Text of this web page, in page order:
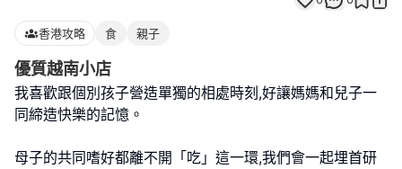
香港攻略 食 親子
優質越南小店
我喜歡跟個別孩子營造單獨的相處時刻,好讓媽媽和兒子一
同締造快樂的記憶。
母子的共同嗜好都離不開「吃」這一環,我們會一起埋首研